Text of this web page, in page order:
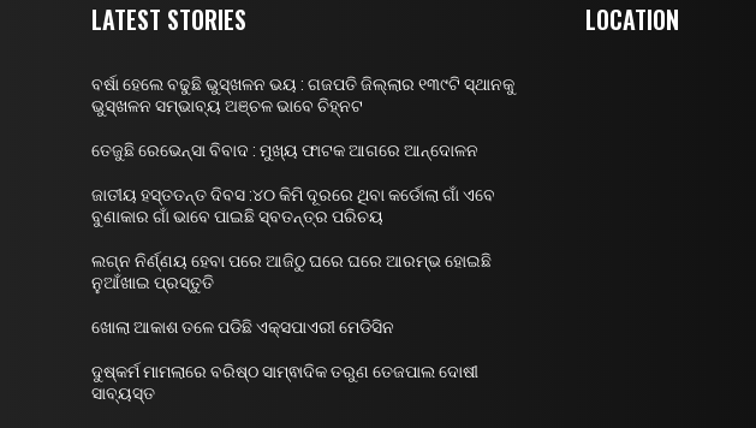
LATEST STORIES
ବର୍ଷା ହେଲେ ବଢୁଛି ଭୁସ୍ଖଳନ ଭୟ : ଗଜପତି ଜିଲ୍ଲାର ୧୩୯ଟି ସ୍ଥାନକୁ
ଭୁସ୍ଖଳନ ସମ୍ଭାବ୍ୟ ଅଞ୍ଚଳ ଭାବେ ଚିହ୍ନଟ
ତେଜୁଛି ରେଭେନ୍ସା ବିବାଦ : ମୁଖ୍ୟ ଫାଟକ ଆଗରେ ଆନ୍ଦୋଳନ
ଜାତୀୟ ହସ୍ତତନ୍ତ ଦିବସ :୪୦ କିମି ଦୂରରେ ଥିବା କର୍ଡୋଲା ଗାଁ ଏବେ
ବୁଣାକାର ଗାଁ ଭାବେ ପାଇଛି ସ୍ବତନ୍ତ୍ର ପରିଚୟ
ଲଗ୍ନ ନିର୍ଣ୍ଣୟ ହେବା ପରେ ଆଜିଠୁ ଘରେ ଘରେ ଆରମ୍ଭ ହୋଇଛି
ନୁଆଁଖାଇ ପ୍ରସ୍ତୁତି
ଖୋଲା ଆକାଶ ତଳେ ପଡିଛି ଏକ୍ସପାଏରୀ ମେଡିସିନ
ଦୁଷ୍କର୍ମ ମାମଲାରେ ବରିଷ୍ଠ ସାମ୍ଵାଦିକ ତରୁଣ ତେଜପାଲ ଦୋଷୀ
ସାବ୍ୟସ୍ତ
LOCATION